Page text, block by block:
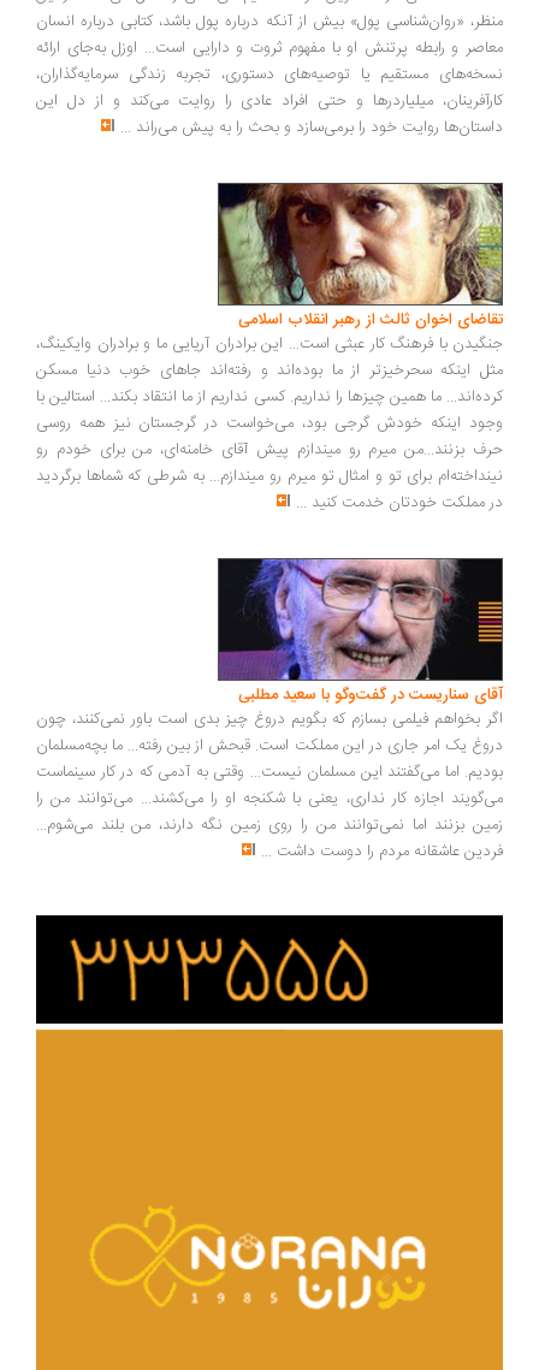
«روان‌شناسی پول» بیش از آنکه درباره پول باشد، کتابی درباره انسان
و رابطه پرتنش او با مفهوم ثروت و دارایی است... اوزل به‌جای ارائه
مستقیم یا توصیه‌های دستوری، تجربه زندگی سرمایه‌گذاران،
میلیاردرها و حتی افراد عادی را روایت می‌کند و از دل این
روایت خود را برمی‌سازد و بحث را به پیش می‌راند ...
اخوان ثالث از رهبر انقلاب اسلامی
با فرهنگ کار عبثی است... این برادران آریایی ما و برادران وایکینگ،
اینکه سحرخیزتر از ما بوده‌اند و رفته‌اند جاهای خوب دنیا مسکن
ما همین چیزها را نداریم. کسی نداریم از ما انتقاد بکند... استالین با
اینکه خودش گرجی بود، می‌خواست در گرجستان نیز همه روسی
بزنند...من میرم رو میندازم پیش آقای خامنه‌ای، من برای خودم رو
برای تو و امثال تو میرم رو میندازم... به شرطی که شماها برگردید
مملکت خودتان خدمت کنید...
سناریست در گفت‌وگو با سعید مطلبی
بخواهم فیلمی بسازم که بگویم دروغ چیز بدی است باور نمی‌کنند، چون
یک امر جاری در این مملکت است. قبحش از بین رفته... ما بچه‌مسلمان
اما می‌گفتند این مسلمان نیست... وقتی به آدمی که در کار سینماست
اجازه کار نداری، یعنی با شکنجه او را می‌کشند... می‌توانند من را
بزنند اما نمی‌توانند من را روی زمین نگه دارند، من بلند می‌شوم...
عاشقانه مردم را دوست داشت ...